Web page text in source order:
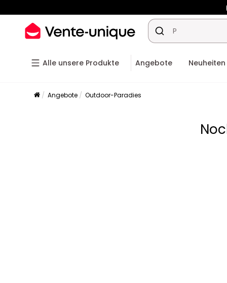
-10%
Alle unsere Produkte Angebote Neuheiten
Angebote Outdoor-Paradies